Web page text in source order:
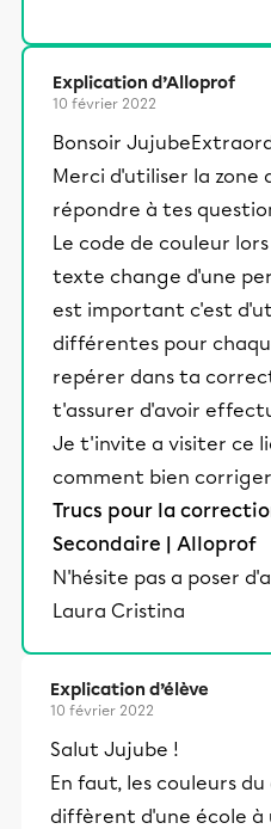
Explication d’Alloprof
10 février 2022
Bonsoir
Merci d'utiliser la zone
répondre à tes
Le code de couleur
texte change d'une
est important c'est
différentes pour
repérer dans ta
t'assurer d'avoir
Je t'invite a visiter ce
comment bien
Trucs pour la
Secondaire | Alloprof
N'hésite pas a poser
Laura Cristina
Explication d’élève
10 février 2022
Salut Jujube !
En faut, les couleurs
diffèrent d'une école à